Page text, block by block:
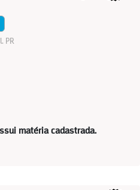
PR
matéria cadastrada.